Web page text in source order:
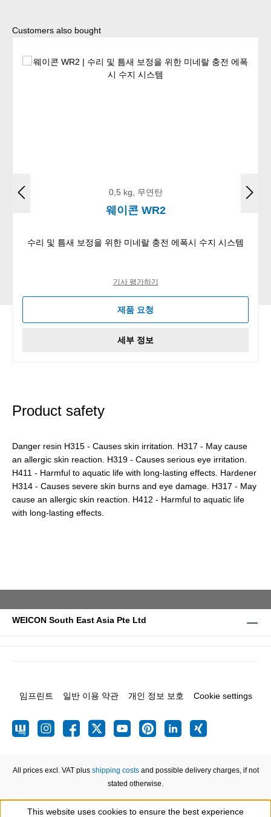
Skip product gallery
Customers also bought
0,5 kg, 무연탄
웨이콘 WR2
수리 및 틈새 보정을 위한 미네랄 충전 에폭시 수지 시스템
기사 평가하기
제품 요청
세부 정보
Product safety
Danger resin H315 - Causes skin irritation. H317 - May cause
an allergic skin reaction. H319 - Causes serious eye irritation.
H411 - Harmful to aquatic life with long-lasting effects. Hardener
H314 - Causes severe skin burns and eye damage. H317 - May
cause an allergic skin reaction. H412 - Harmful to aquatic life
with long-lasting effects.
WEICON South East Asia Pte Ltd
임프린트 일반 이용 약관 개인 정보 보호 Cookie settings
All prices excl. VAT plus shipping costsand possible delivery charges, if not
stated otherwise.
This website uses cookies to ensure the best experience